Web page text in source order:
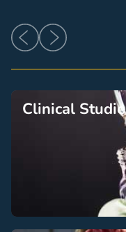
Clinical